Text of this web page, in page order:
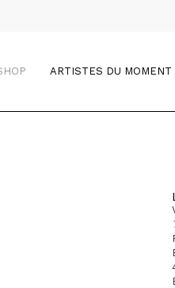
ARTISTES DU MOMENT